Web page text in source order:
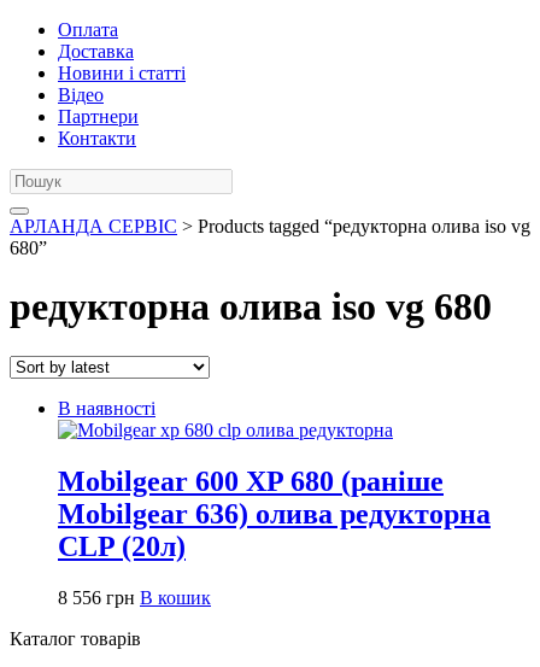
Оплата
Доставка
Новини і статті
Відео
Партнери
Контакти
АРЛАНДА СЕРВІС > Products tagged “редукторна олива iso vg
680”
редукторна олива iso vg 680
В наявності
Mobilgear 600 XP 680 (раніше
Mobilgear 636) олива редукторна
CLP (20л)
8 556 грн В кошик
Каталог товарів